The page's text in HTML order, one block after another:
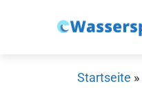
Startseite »